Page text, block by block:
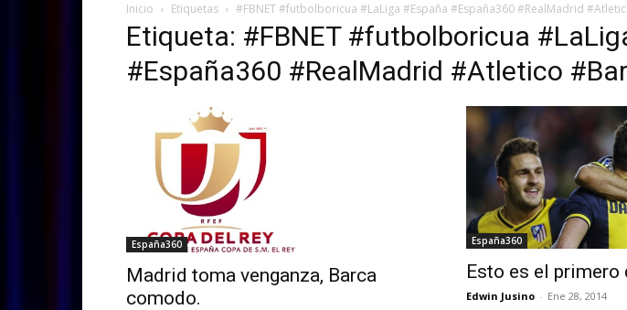
Inicio Etiquetas #FBNET #futbolboricua #LaLiga #España #España360 #RealMadrid
Etiqueta: #FBNET #futbolboricua
#España360 #RealMadrid #Atletico
España360
Madrid toma venganza, Barca
comodo.
España360
Esto es el primero
Edwin Jusino - Ene 28, 2014